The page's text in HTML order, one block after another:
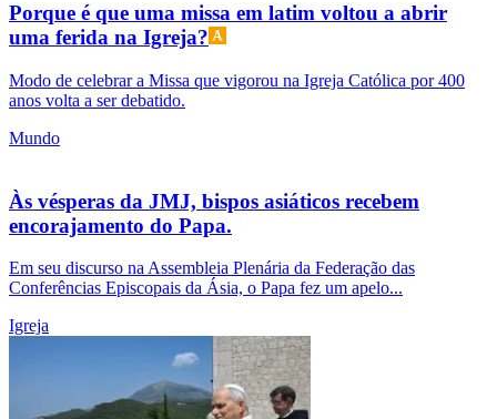
Porque é que uma missa em latim voltou a abrir
uma ferida na Igreja?
Modo de celebrar a Missa que vigorou na Igreja Católica por 400
anos volta a ser debatido.
Mundo
Às vésperas da JMJ, bispos asiáticos recebem
encorajamento do Papa.
Em seu discurso na Assembleia Plenária da Federação das
Conferências Episcopais da Ásia, o Papa fez um apelo...
Igreja